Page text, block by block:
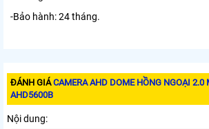
-Bảo hành: 24 tháng.
ĐÁNH GIÁCAMERA AHD DOME HỒNG NGOẠI 2.0
AHD5600B
Nội dung: